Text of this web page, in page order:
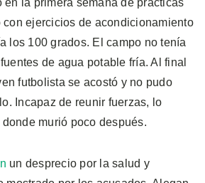
con ejercicios de acondicionamiento
los 100 grados. El campo no tenía
de agua potable fría. Al final
futbolista se acostó y no pudo
Incapaz de reunir fuerzas, lo
donde murió poco después.
un desprecio por la salud y